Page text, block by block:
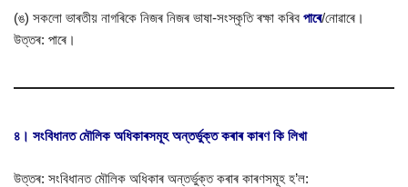
(ঙ) সকলো ভাৰতীয় নাগৰিকে নিজৰ নিজৰ ভাষা-সংস্কৃতি ৰক্ষা কৰিব পাৰে/নোৱাৰে।
উত্তৰ: পাৰে।
৪। সংবিধানত মৌলিক অধিকাৰসমূহ অন্তৰ্ভুক্ত কৰাৰ কাৰণ কি লিখা
উত্তৰ: সংবিধানত মৌলিক অধিকাৰ অন্তৰ্ভুক্ত কৰাৰ কাৰণসমূহ হ’ল: